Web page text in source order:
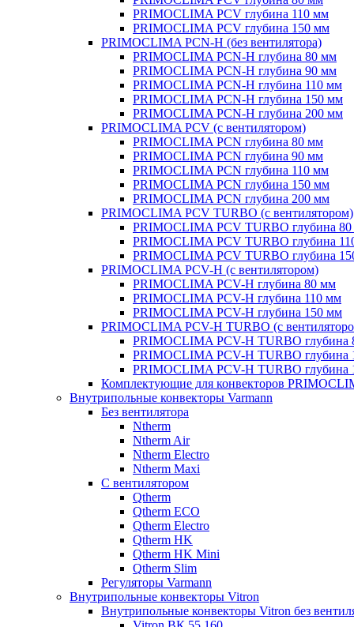
PRIMOCLIMA PCV глубина 110 мм
PRIMOCLIMA PCV глубина 150 мм
PRIMOCLIMA PCN-H (без вентилятора)
PRIMOCLIMA PCN-H глубина 80 мм
PRIMOCLIMA PCN-H глубина 90 мм
PRIMOCLIMA PCN-H глубина 110 мм
PRIMOCLIMA PCN-H глубина 150 мм
PRIMOCLIMA PCN-H глубина 200 мм
PRIMOCLIMA PCV (c вентилятором)
PRIMOCLIMA PCN глубина 80 мм
PRIMOCLIMA PCN глубина 90 мм
PRIMOCLIMA PCN глубина 110 мм
PRIMOCLIMA PCN глубина 150 мм
PRIMOCLIMA PCN глубина 200 мм
PRIMOCLIMA PCV TURBO (c вентилятором)
PRIMOCLIMA PCV TURBO глубина
PRIMOCLIMA PCV TURBO глубина
PRIMOCLIMA PCV TURBO глубина
PRIMOCLIMA PCV-H (c вентилятором)
PRIMOCLIMA PCV-H глубина 80 мм
PRIMOCLIMA PCV-H глубина 110 мм
PRIMOCLIMA PCV-H глубина 150 мм
PRIMOCLIMA PCV-H TURBO (c
PRIMOCLIMA PCV-H TURBO глубина
PRIMOCLIMA PCV-H TURBO глубина
PRIMOCLIMA PCV-H TURBO глубина
Комплектующие для конвекторов
Внутрипольные конвекторы Varmann
Без вентилятора
Ntherm
Ntherm Air
Ntherm Electro
Ntherm Maxi
С вентилятором
Qtherm
Qtherm ECO
Qtherm Electro
Qtherm HK
Qtherm HK Mini
Qtherm Slim
Регуляторы Varmann
Внутрипольные конвекторы Vitron
Внутрипольные конвекторы Vitron без